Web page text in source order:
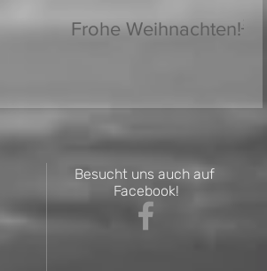
Frohe Weihnachten!🌟
Besucht uns auch auf
Facebook!